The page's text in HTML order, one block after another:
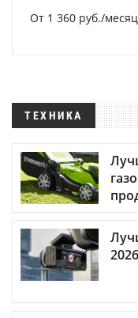
От 1 360 руб./месяц
ТЕХНИКА